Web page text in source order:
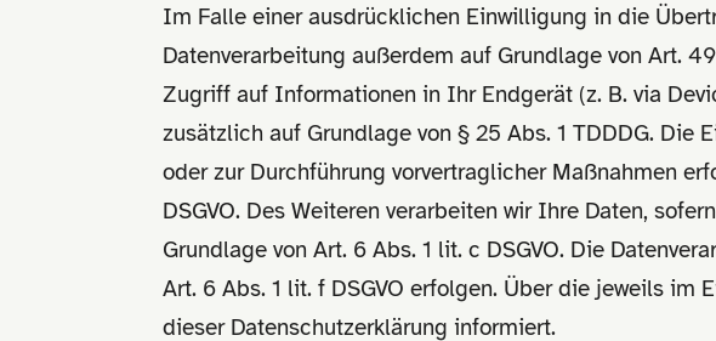
Im Falle einer ausdrücklichen Einwilligung in die
Datenverarbeitung außerdem auf Grundlage von Art.
Zugriff auf Informationen in Ihr Endgerät (z. B. via
zusätzlich auf Grundlage von § 25 Abs. 1 TDDDG.
oder zur Durchführung vorvertraglicher Maßnahmen
DSGVO. Des Weiteren verarbeiten wir Ihre Daten,
Grundlage von Art. 6 Abs. 1 lit. c DSGVO. Die
Art. 6 Abs. 1 lit. f DSGVO erfolgen. Über die jeweils
dieser Datenschutzerklärung informiert.